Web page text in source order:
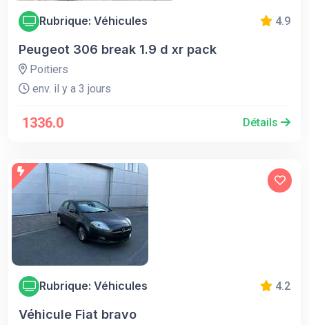
Rubrique: Véhicules 4.9
Peugeot 306 break 1.9 d xr pack
Poitiers
env. il y a 3 jours
1336.0 Détails
Rubrique: Véhicules 4.2
Véhicule Fiat bravo